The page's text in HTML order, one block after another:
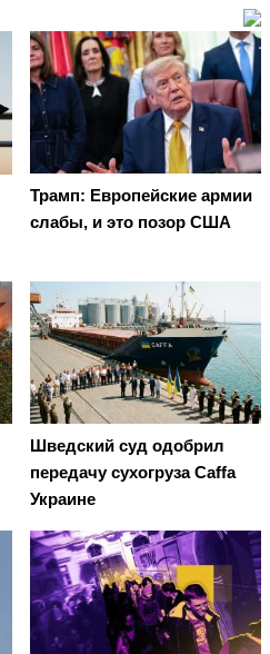
Трамп: Европейские армии
слабы, и это позор США
Шведский суд одобрил
передачу сухогруза Caffa
Украине